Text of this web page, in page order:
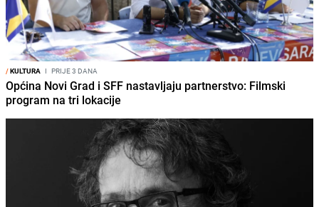
/KULTURA I PRIJE 3 DANA
Općina Novi Grad i SFF nastavljaju partnerstvo: Filmski
program na tri lokacije